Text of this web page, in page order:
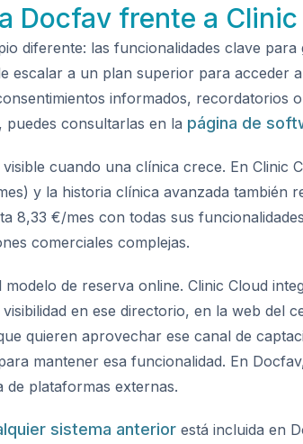
Docfav frente a Clinic
diferente: las funcionalidades clave
escalar a un plan superior para acceder
informados, recordatorios
puedes consultarlas en la página de
cuando una clínica crece. En Clinic
y la historia clínica avanzada también
8,33 €/mes con todas sus
comerciales complejas.
de reserva online. Clinic Cloud
en ese directorio, en la web del
quieren aprovechar ese canal de
mantener esa funcionalidad. En
plataformas externas.
sistema anterior está incluida en